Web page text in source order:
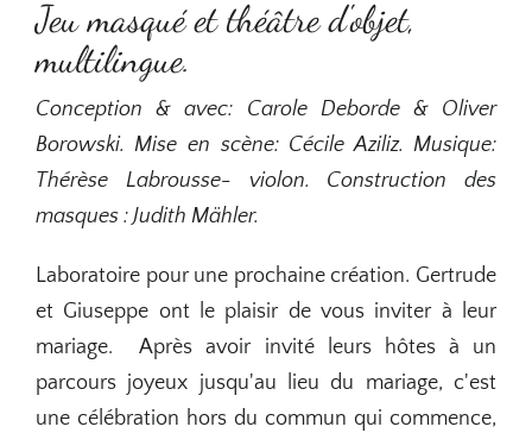
Jeu masqué et théâtre d'objet,
multilingue.
Conception & avec: Carole Deborde & Oliver
Borowski. Mise en scène: Cécile Aziliz. Musique:
Thérèse Labrousse- violon. Construction des
masques : Judith Mähler.
Laboratoire pour une prochaine création. Gertrude
et Giuseppe ont le plaisir de vous inviter à leur
mariage. Après avoir invité leurs hôtes à un
parcours joyeux jusqu'au lieu du mariage, c'est
une célébration hors du commun qui commence,